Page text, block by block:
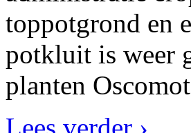
toppotgrond en
potkluit is weer
planten
Lees verder ›